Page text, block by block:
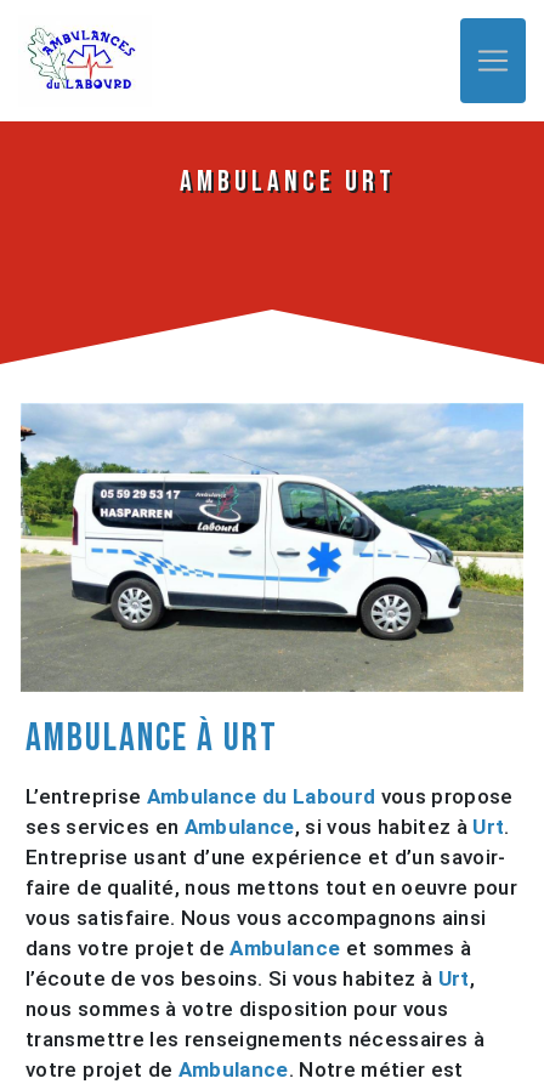
Ambulance Urt
Ambulance à Urt
L’entreprise Ambulance du Labourd vous propose
ses services en Ambulance, si vous habitez à Urt.
Entreprise usant d’une expérience et d’un savoir-
faire de qualité, nous mettons tout en oeuvre pour
vous satisfaire. Nous vous accompagnons ainsi
dans votre projet deAmbulance et sommes à
l’écoute de vos besoins. Si vous habitez à Urt,
nous sommes à votre disposition pour vous
transmettre les renseignements nécessaires à
votre projet de Ambulance. Notre métier est